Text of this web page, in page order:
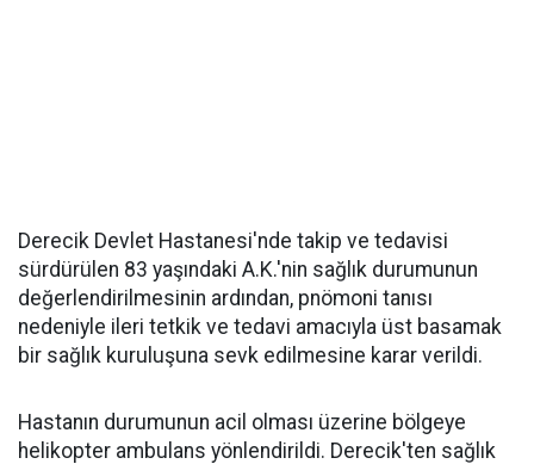
Derecik Devlet Hastanesi'nde takip ve tedavisi
sürdürülen 83 yaşındaki A.K.'nin sağlık durumunun
değerlendirilmesinin ardından, pnömoni tanısı
nedeniyle ileri tetkik ve tedavi amacıyla üst basamak
bir sağlık kuruluşuna sevk edilmesine karar verildi.
Hastanın durumunun acil olması üzerine bölgeye
helikopter ambulans yönlendirildi. Derecik'ten sağlık